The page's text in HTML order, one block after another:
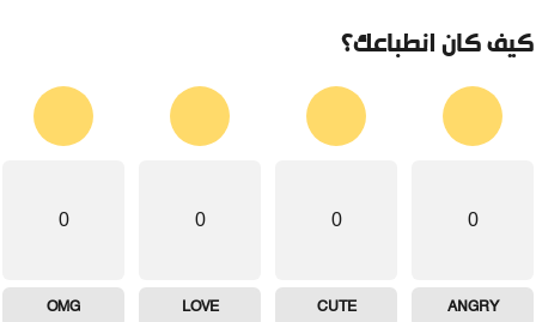
كان انطباعك؟
0
ANGRY
0
CUTE
0
LOVE
0
OMG